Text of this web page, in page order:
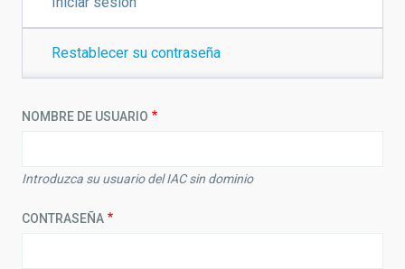
la
navegación
PRINCIPALES
Restablecer su contraseña
NOMBRE DE USUARIO
Introduzca su usuario del IAC sin dominio
CONTRASEÑA